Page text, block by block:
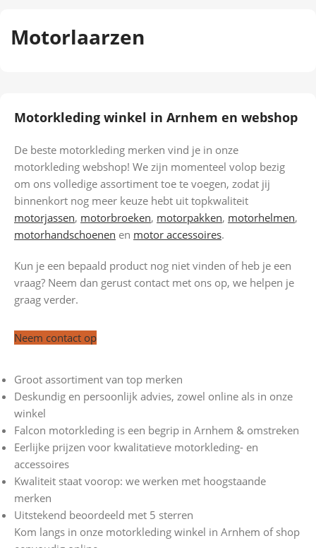
Motorlaarzen
Motorkleding winkel in Arnhem en webshop
De beste motorkleding merken vind je in onze
motorkleding webshop! We zijn momenteel volop bezig
om ons volledige assortiment toe te voegen, zodat jij
binnenkort nog meer keuze hebt uit topkwaliteit
motorjassen, motorbroeken, motorpakken, motorhelmen,
motorhandschoenen en motor accessoires.
Kun je een bepaald product nog niet vinden of heb je een
vraag? Neem dan gerust contact met ons op, we helpen je
graag verder.
Neem contact op
Groot assortiment van top merken
Deskundig en persoonlijk advies, zowel online als in onze
winkel
Falcon motorkleding is een begrip in Arnhem & omstreken
Eerlijke prijzen voor kwalitatieve motorkleding- en
accessoires
Kwaliteit staat voorop: we werken met hoogstaande
merken
Uitstekend beoordeeld met 5 sterren
Kom langs in onze motorkleding winkel in Arnhem of shop